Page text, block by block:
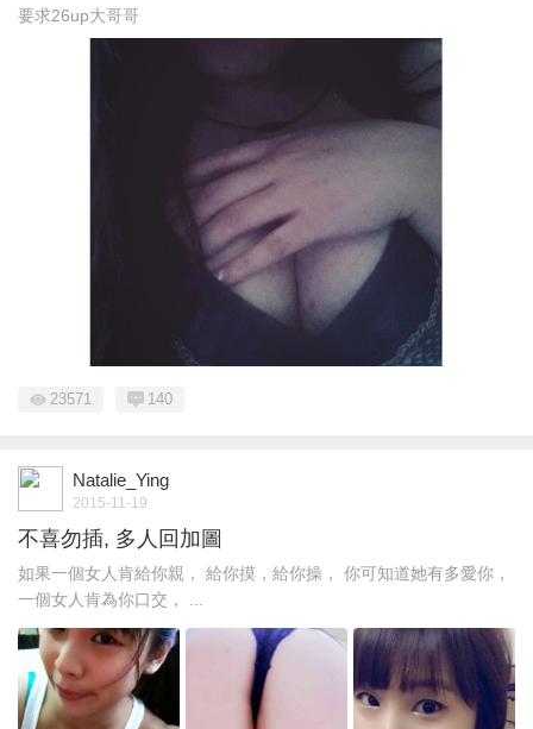
要求26up大哥哥
23571 140
Natalie_Ying
2015-11-19
不喜勿插, 多人回加圖
如果一個女人肯給你親， 給你摸，給你操， 你可知道她有多愛你，
一個女人肯為你口交， ...